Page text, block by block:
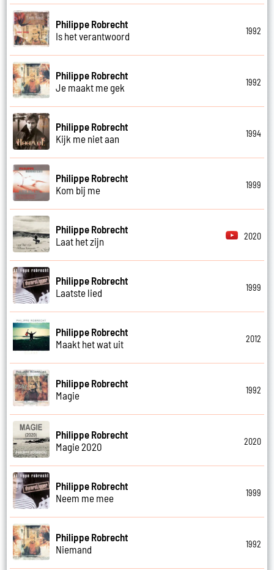
Philippe Robrecht
Is het verantwoord
1992
Philippe Robrecht
Je maakt me gek
1992
Philippe Robrecht
Kijk me niet aan
1994
Philippe Robrecht
Kom bij me
1999
Philippe Robrecht
Laat het zijn
2020
Philippe Robrecht
Laatste lied
1999
Philippe Robrecht
Maakt het wat uit
2012
Philippe Robrecht
Magie
1992
Philippe Robrecht
Magie 2020
2020
Philippe Robrecht
Neem me mee
1999
Philippe Robrecht
Niemand
1992